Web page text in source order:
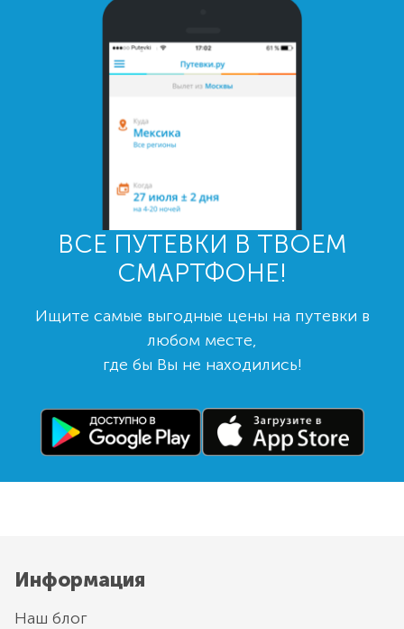
ВСЕ ПУТЕВКИ В ТВОЕМ
СМАРТФОНЕ!
Ищите самые выгодные цены на путевки в
любом месте,
где бы Вы не находились!
Информация
Наш блог